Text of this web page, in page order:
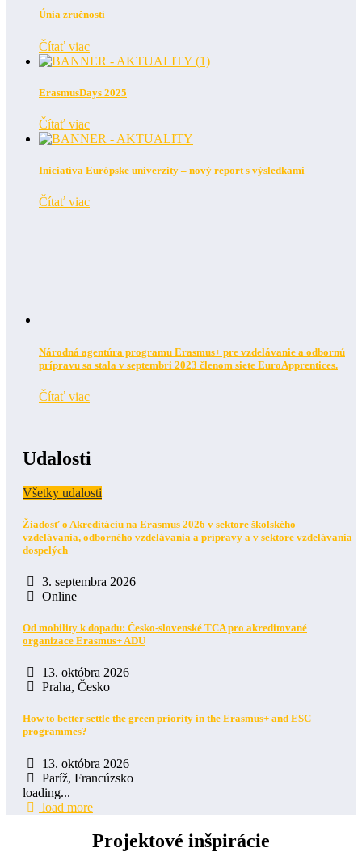
Únia zručností
Čítať viac
ErasmusDays 2025
Čítať viac
Iniciatíva Európske univerzity – nový report s výsledkami
Čítať viac
Národná agentúra programu Erasmus+ pre vzdelávanie a odbornú
prípravu sa stala v septembri 2023 členom siete EuroApprentices.
Čítať viac
Udalosti
Všetky udalosti
Žiadosť o Akreditáciu na Erasmus 2026 v sektore školského
vzdelávania, odborného vzdelávania a prípravy a v sektore vzdelávania
dospelých
3. septembra 2026
Online
Od mobility k dopadu: Česko-slovenské TCA pro akreditované
organizace Erasmus+ ADU
13. októbra 2026
Praha, Česko
How to better settle the green priority in the Erasmus+ and ESC
programmes?
13. októbra 2026
Paríž, Francúzsko
loading...
load more
Projektové inšpirácie